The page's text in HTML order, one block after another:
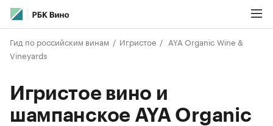
Гид по российским винам Игристое
AYA Organic Wine &
Vineyards
Игристое вино и
шампанское AYA Organic